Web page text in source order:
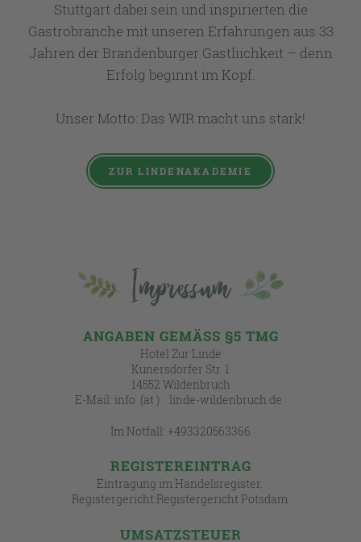
Stuttgart dabei sein und inspirierten die
Gastrobranche mit unseren Erfahrungen aus 33
Jahren der Brandenburger Gastliichkeit – denn
Erfolg beginnt im Kopf.
Unser Motto: Das WIR macht uns stark!
ZUR LINDENAKADEMIE
Impressum
ANGABEN GEMÄSS §5 TMG
Hotel Zur Linde
Kunersdorfer Str. 1
14552 Wildenbruch
E-Mail: info (at ) linde-wildenbruch.de
Im Notfall: +493320563366
REGISTEREINTRAG
Eintragung im Handelsregister.
Registergericht:Registergericht Potsdam
UMSATZSTEUER